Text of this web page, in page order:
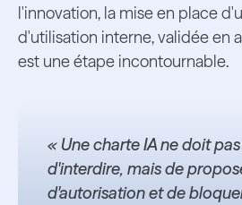
l'innovation, la mise en place
d'utilisation interne, validée en
est une étape incontournable.
« Une charte IA ne doit
d'interdire, mais de
d'autorisation et de